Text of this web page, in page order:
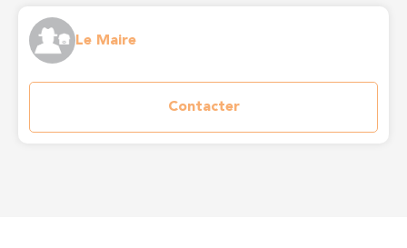
Le Maire
Contacter